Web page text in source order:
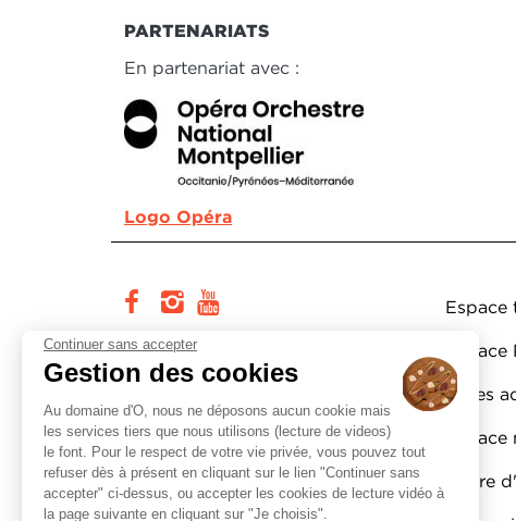
Continuer sans accepter
Gestion des cookies
Au domaine d'O, nous ne déposons aucun cookie mais
les services tiers que nous utilisons (lecture de videos)
le font. Pour le respect de votre vie privée, vous pouvez tout
refuser dès à présent en cliquant sur le lien "Continuer sans
accepter" ci-dessus, ou accepter les cookies de lecture vidéo à
la page suivante en cliquant sur "Je choisis".
PARTENARIATS
En partenariat avec :
Logo Opéra
facebookinstagram
Cité européenne du théâtre et
des arts associés Domaine d’O
178, rue de la Carriérasse
34090 Montpellier
Tél. :0800 200 165
service et appelgratuits
Espace
Espace
Actes
Lettre